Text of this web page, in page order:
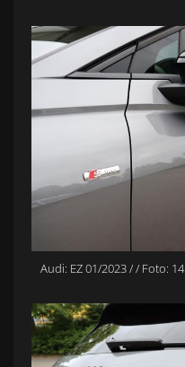
Audi: EZ 01/2023 / / Foto: 14